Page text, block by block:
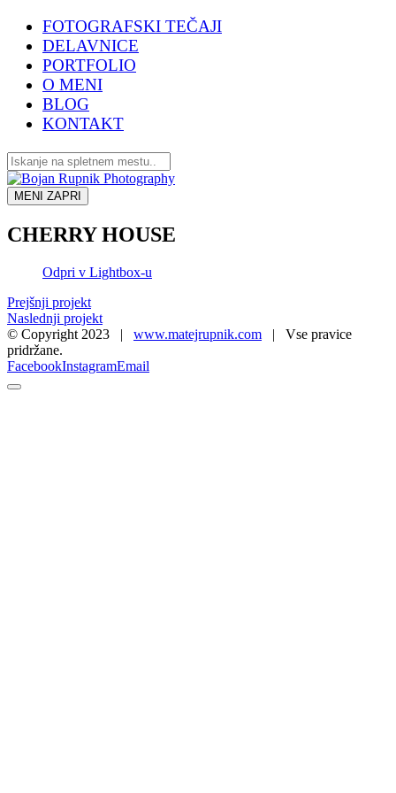
FOTOGRAFSKI TEČAJI
DELAVNICE
PORTFOLIO
O MENI
BLOG
KONTAKT
MENI ZAPRI
CHERRY HOUSE
Odpri v Lightbox-u
Prejšnji projekt
Naslednji projekt
© Copyright 2023 | www.matejrupnik.com | Vse pravice
pridržane.
FacebookInstagramEmail